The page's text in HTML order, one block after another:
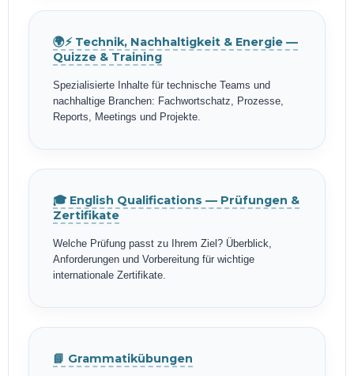
🌍⚡ Technik, Nachhaltigkeit & Energie —
Quizze & Training
Spezialisierte Inhalte für technische Teams und
nachhaltige Branchen: Fachwortschatz, Prozesse,
Reports, Meetings und Projekte.
🎓 English Qualifications — Prüfungen &
Zertifikate
Welche Prüfung passt zu Ihrem Ziel? Überblick,
Anforderungen und Vorbereitung für wichtige
internationale Zertifikate.
📘 Grammatikübungen